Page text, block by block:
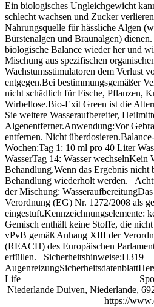
Ein biologisches Ungleichgewicht
schlecht wachsen und Zucker
Nahrungsquelle für hässliche Algen
Bürstenalgen und Braunalgen)
biologische Balance wieder her und
Mischung aus spezifischen
Wachstumsstimulatoren dem Verlust
entgegen.Bei bestimmungsgemäßer
nicht schädlich für Fische, Pflanzen,
Wirbellose.Bio-Exit Green ist die
Sie weitere Wasseraufbereiter,
Algenentferner.Anwendung:Vor
entfernen. Nicht
Wochen:Tag 1: 10 ml pro 40 Liter
WasserTag 14: Wasser wechselnKein
Behandlung.Wenn das Ergebnis nicht
Behandlung wiederholt werden.
der Mischung:
Verordnung (EG) Nr. 1272/2008 als
eingestuft.Kennzeichnungselemente:
Gemisch enthält keine Stoffe, die
vPvB gemäß Anhang XIII der
(REACH) des Europäischen
erfüllen. Sicherheitshinweise:H319
Life
Niederlande Duiven,
https://